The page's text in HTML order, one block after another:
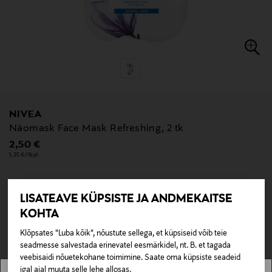
LISATEAVE KÜPSISTE JA ANDMEKAITSE
KOHTA
Klõpsates "Luba kõik", nõustute sellega, et küpsiseid võib teie
seadmesse salvestada erinevatel eesmärkidel, nt. B. et tagada
veebisaidi nõuetekohane toimimine. Saate oma küpsiste seadeid
igal ajal muuta selle lehe allosas.
NIVEA
Näomask Face Mask Refreshing, 2 tk
Original Price
2,50 €
1,25 €/1kpl
null
null